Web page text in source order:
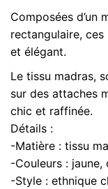
Composées d’un
rectangulaire,
et élégant.
Le tissu madras,
sur des attaches
chic et raffinée.
Détails :
-Matière : tissu
-Couleurs :
-Style : ethnique